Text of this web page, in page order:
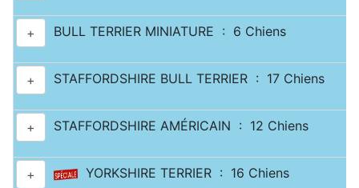
+ BULL TERRIER MINIATURE : 6 Chiens
+ STAFFORDSHIRE BULL TERRIER : 17 Chiens
+ STAFFORDSHIRE AMÉRICAIN : 12 Chiens
+ YORKSHIRE TERRIER : 16 Chiens